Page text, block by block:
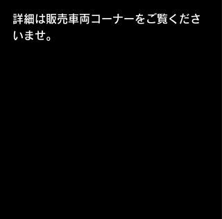
詳細は販売車両コーナーをご覧くださ
いませ。